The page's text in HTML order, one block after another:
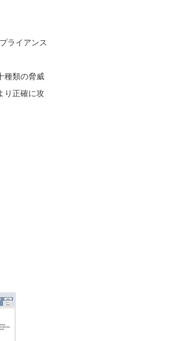
ライアンス
種類の脅威
り正確に攻